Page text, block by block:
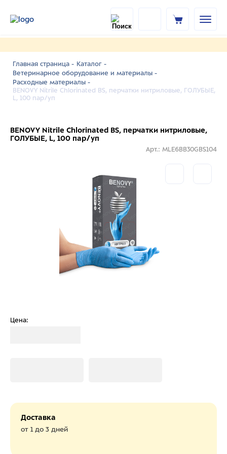
Главная страница - Каталог -
Ветеринарное оборудование и материалы -
Расходные материалы -
BENOVY Nitrile Chlorinated BS, перчатки нитриловые, ГОЛУБЫЕ,
L, 100 пар/уп
BENOVY Nitrile Chlorinated BS, перчатки нитриловые,
ГОЛУБЫЕ, L, 100 пар/уп
Арт.: MLE6BB30GBS104
Цена:
Доставка
от 1 до 3 дней